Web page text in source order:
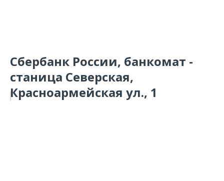
Сбербанк России, банкомат -
станица Северская,
Красноармейская ул., 1